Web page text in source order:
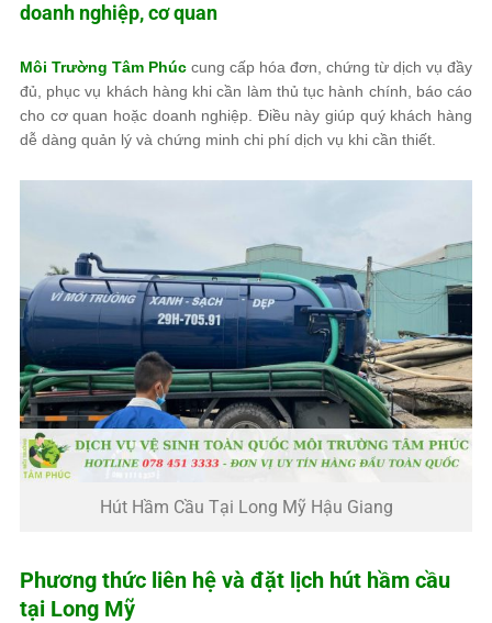
doanh nghiệp, cơ quan
Môi Trường Tâm Phúc cung cấp hóa đơn, chứng từ dịch vụ đầy
đủ, phục vụ khách hàng khi cần làm thủ tục hành chính, báo cáo
cho cơ quan hoặc doanh nghiệp. Điều này giúp quý khách hàng
dễ dàng quản lý và chứng minh chi phí dịch vụ khi cần thiết.
Hút Hầm Cầu Tại Long Mỹ Hậu Giang
Phương thức liên hệ và đặt lịch hút hầm cầu
tại Long Mỹ